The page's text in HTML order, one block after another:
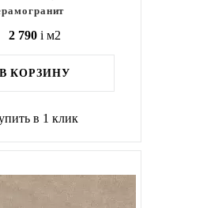
2 790 i м2
В КОРЗИНУ
в 1 клик